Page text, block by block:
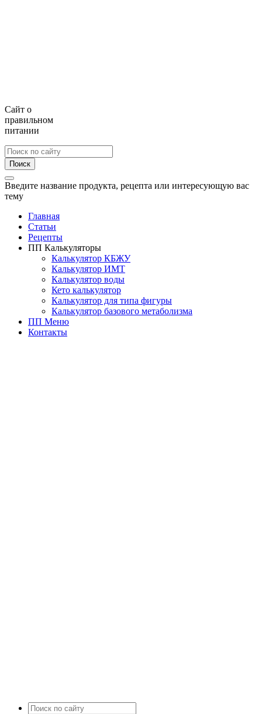
Сайт о
правильном
питании
Поиск
Введите название продукта, рецепта или интересующую вас
тему
Главная
Статьи
Рецепты
ПП Калькуляторы
Калькулятор КБЖУ
Калькулятор ИМТ
Калькулятор воды
Кето калькулятор
Калькулятор для типа фигуры
Калькулятор базового метаболизма
ПП Меню
Контакты